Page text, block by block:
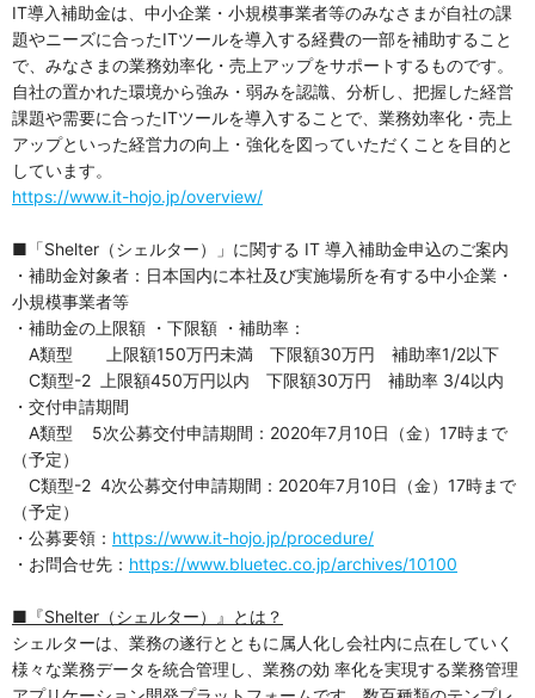
IT導入補助金は、中小企業・小規模事業者等のみなさまが自社の課
題やニーズに合ったITツールを導入する経費の一部を補助すること
で、みなさまの業務効率化・売上アップをサポートするものです。
自社の置かれた環境から強み・弱みを認識、分析し、把握した経営
課題や需要に合ったITツールを導入することで、業務効率化・売上
アップといった経営力の向上・強化を図っていただくことを目的と
しています。
https://www.it-hojo.jp/overview/
■「Shelter（シェルター）」に関する IT 導入補助金申込のご案内
・補助金対象者：日本国内に本社及び実施場所を有する中小企業・
小規模事業者等
・補助金の上限額 ・下限額 ・補助率：
A類型 上限額150万円未満 下限額30万円 補助率1/2以下
C類型-2 上限額450万円以内 下限額30万円 補助率 3/4以内
・交付申請期間
A類型 5次公募交付申請期間：2020年7月10日（金）17時まで
（予定）
C類型-2 4次公募交付申請期間：2020年7月10日（金）17時まで
（予定）
・公募要領： https://www.it-hojo.jp/procedure/
・お問合せ先： https://www.bluetec.co.jp/archives/10100
■ 『Shelter（シェルター）』とは？
シェルターは、業務の遂行とともに属人化し会社内に点在していく
様々な業務データを統合管理し、業務の効 率化を実現する業務管理